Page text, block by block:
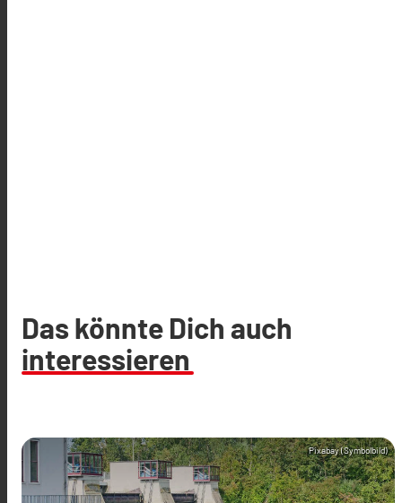
Das könnte Dich auch
interessieren
Pixabay (Symbolbild)